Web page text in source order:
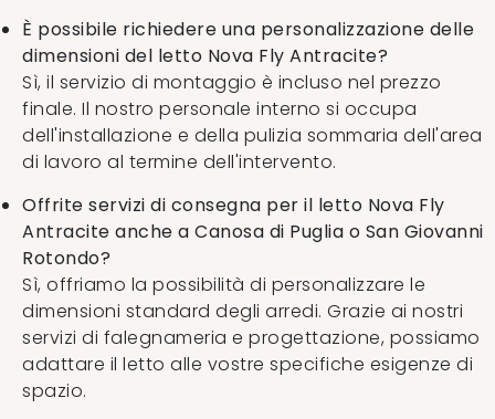
È possibile richiedere una personalizzazione delle
dimensioni del letto Nova Fly Antracite?
Sì, il servizio di montaggio è incluso nel prezzo
finale. Il nostro personale interno si occupa
dell'installazione e della pulizia sommaria dell'area
di lavoro al termine dell'intervento.
Offrite servizi di consegna per il letto Nova Fly
Antracite anche a Canosa di Puglia o San Giovanni
Rotondo?
Sì, offriamo la possibilità di personalizzare le
dimensioni standard degli arredi. Grazie ai nostri
servizi di falegnameria e progettazione, possiamo
adattare il letto alle vostre specifiche esigenze di
spazio.